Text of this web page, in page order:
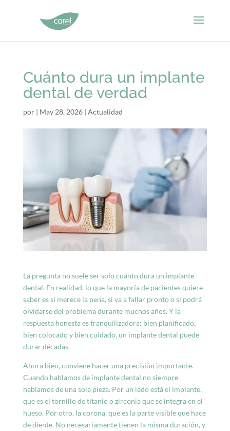
Cuánto dura un implante
dental de verdad
por | May 28, 2026| Actualidad
La pregunta no suele ser solo cuánto dura un implante
dental. En realidad, lo que la mayoría de pacientes quiere
saber es si merece la pena, si va a fallar pronto o si podrá
olvidarse del problema durante muchos años. Y la
respuesta honesta es tranquilizadora: bien planificado,
bien colocado y bien cuidado, un implante dental puede
durar décadas.
Ahora bien, conviene hacer una precisión importante.
Cuando hablamos de implante dental no siempre
hablamos de una sola pieza. Por un lado está el implante,
que es el tornillo de titanio o zirconia que se integra en el
hueso. Por otro, la corona, que es la parte visible que hace
de diente. No necesariamente tienen la misma duración, y